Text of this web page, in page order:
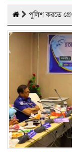
পুলিশ করতে